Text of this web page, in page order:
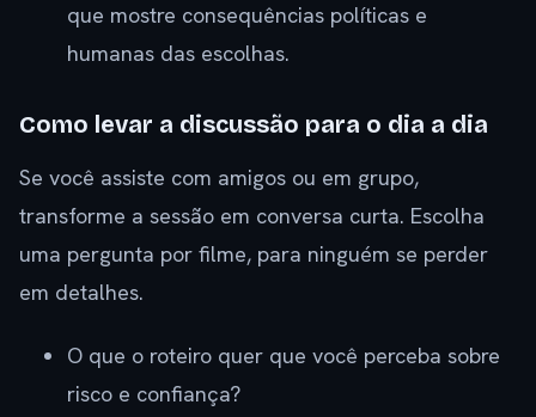
que mostre consequências políticas e
humanas das escolhas.
Como levar a discussão para o dia a dia
Se você assiste com amigos ou em grupo,
transforme a sessão em conversa curta. Escolha
uma pergunta por filme, para ninguém se perder
em detalhes.
O que o roteiro quer que você perceba sobre
risco e confiança?